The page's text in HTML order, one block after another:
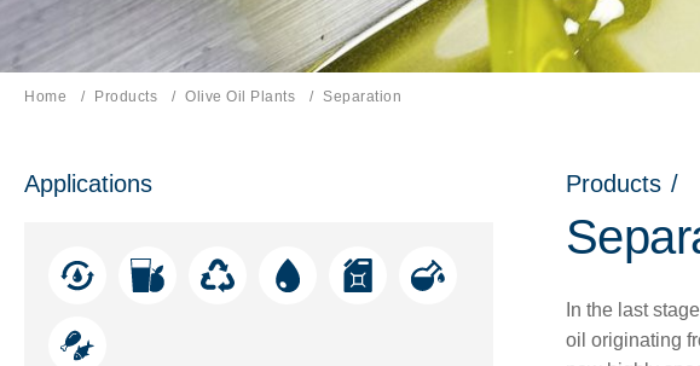
Home Products Olive Oil Plants Current page:
Separation
Applications Products /
In the last
oil originating